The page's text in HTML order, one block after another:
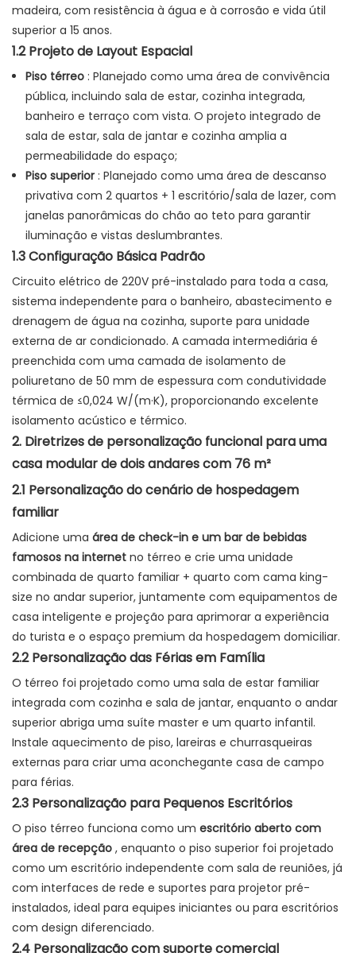
madeira, com resistência à água e à corrosão e vida útil
superior a 15 anos.
1.2 Projeto de Layout Espacial
Piso térreo: Planejado como uma área de convivência
pública, incluindo sala de estar, cozinha integrada,
banheiro e terraço com vista. O projeto integrado de
sala de estar, sala de jantar e cozinha amplia a
permeabilidade do espaço;
Piso superior: Planejado como uma área de descanso
privativa com 2 quartos + 1 escritório/sala de lazer, com
janelas panorâmicas do chão ao teto para garantir
iluminação e vistas deslumbrantes.
1.3 Configuração Básica Padrão
Circuito elétrico de 220V pré-instalado para toda a casa,
sistema independente para o banheiro, abastecimento e
drenagem de água na cozinha, suporte para unidade
externa de ar condicionado. A camada intermediária é
preenchida com uma camada de isolamento de
poliuretano de 50 mm de espessura com condutividade
térmica de ≤0,024 W/(m·K), proporcionando excelente
isolamento acústico e térmico.
2. Diretrizes de personalização funcional para uma
casa modular de dois andares com 76 m²
2.1 Personalização do cenário de hospedagem
familiar
Adicione uma área de check-in e um bar de bebidas
famosos na internet no térreo e crie uma unidade
combinada de quarto familiar + quarto com cama king-
size no andar superior, juntamente com equipamentos de
casa inteligente e projeção para aprimorar a experiência
do turista e o espaço premium da hospedagem domiciliar.
2.2 Personalização das Férias em Família
O térreo foi projetado como uma sala de estar familiar
integrada com cozinha e sala de jantar, enquanto o andar
superior abriga uma suíte master e um quarto infantil.
Instale aquecimento de piso, lareiras e churrasqueiras
externas para criar uma aconchegante casa de campo
para férias.
2.3 Personalização para Pequenos Escritórios
O piso térreo funciona como um escritório aberto com
área de recepção , enquanto o piso superior foi projetado
como um escritório independente com sala de reuniões, já
com interfaces de rede e suportes para projetor pré-
instalados, ideal para equipes iniciantes ou para escritórios
com design diferenciado.
2.4 Personalização com suporte comercial